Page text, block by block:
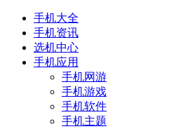
手机大全
手机资讯
选机中心
手机应用
手机网游
手机游戏
手机软件
手机主题